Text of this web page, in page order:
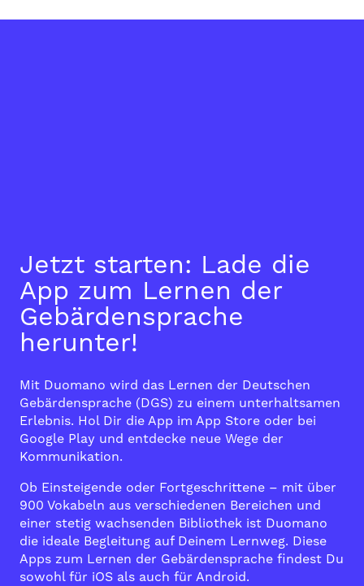
Jetzt starten: Lade die
App zum Lernen der
Gebärdensprache
herunter!
Mit Duomano wird das Lernen der Deutschen
Gebärdensprache (DGS) zu einem unterhaltsamen
Erlebnis. Hol Dir die App im App Store oder bei
Google Play und entdecke neue Wege der
Kommunikation.
Ob Einsteigende oder Fortgeschrittene – mit über
900 Vokabeln aus verschiedenen Bereichen und
einer stetig wachsenden Bibliothek ist Duomano
die ideale Begleitung auf Deinem Lernweg. Diese
Apps zum Lernen der Gebärdensprache findest Du
sowohl für iOS als auch für Android.